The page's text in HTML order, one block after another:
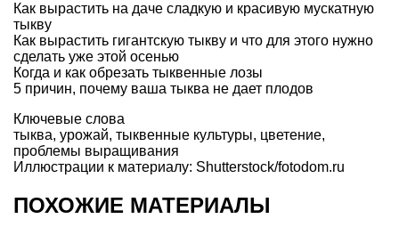
Как вырастить на даче сладкую и красивую мускатную
тыкву
Как вырастить гигантскую тыкву и что для этого нужно
сделать уже этой осенью
Когда и как обрезать тыквенные лозы
5 причин, почему ваша тыква не дает плодов
Ключевые слова
тыква, урожай, тыквенные культуры, цветение,
проблемы выращивания
Иллюстрации к материалу: Shutterstock/fotodom.ru
ПОХОЖИЕ МАТЕРИАЛЫ